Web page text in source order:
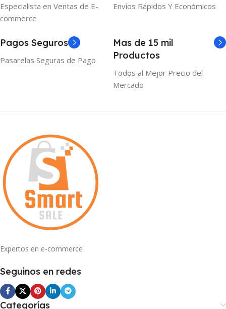
Especialista en Ventas de E-
commerce
Envíos Rápidos Y Económicos
Pagos Seguros
Pasarelas Seguras de Pago
Mas de 15 mil
Productos
Todos al Mejor Precio del
Mercado
Expertos en e-commerce
Seguinos en redes
Categorías